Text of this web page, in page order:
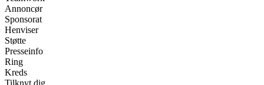
Annoncør
Sponsorat
Henviser
Støtte
Presseinfo
Ring
Kreds